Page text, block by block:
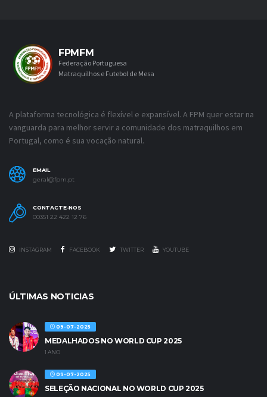
FPMFM
Federação Portuguesa
Matraquilhos e Futebol de Mesa
A plataforma tecnológica é flexível e expansível. A FPM quer estar na
vanguarda para melhor servir a comunidade dos matraquilhos em
Portugal, como é sua vocação natural.
EMAIL
geral@fpm.pt
CONTACTE-NOS
00351 22 422 12 76
INSTAGRAM FACEBOOK TWITTER YOUTUBE
ÚLTIMAS NOTICIAS
09-07-2025
MEDALHADOS NO WORLD CUP 2025
1 ANO
09-07-2025
SELEÇÃO NACIONAL NO WORLD CUP 2025